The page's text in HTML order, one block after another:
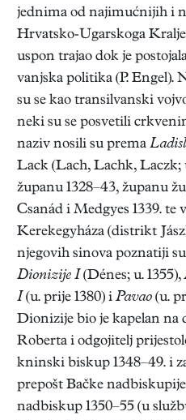
jednima od najimućnijih i
Hrvatsko-Ugarskoga
uspon trajao dok je
vanjska politika (P. Engel).
su se kao transilvanski
neki su se posvetili
naziv nosili su prema
Lack (Lach, Lachk, Laczk;
županu 1328–43, županu
Csanád i Medgyes 1339. te
Kerekegyháza (distrikt
njegovih sinova poznatiji
Dionizije I (Dénes; u. 1355),
I (u. prije 1380) i Pavao (u.
Dionizije bio je kapelan na
Roberta i odgojitelj
kninski biskup 1348–49. i
prepošt Bačke
nadbiskup 1350–55 (u